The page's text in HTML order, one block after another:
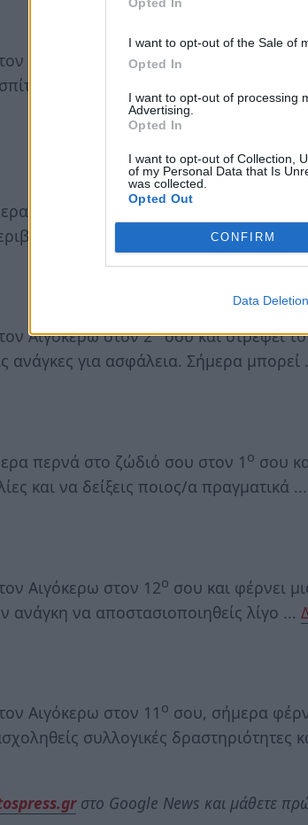
I want to opt-out of the Sale of
Opted In
I want to opt-out of processing
Advertising.
Opted In
I want to opt-out of Collection,
of my Personal Data that Is
was collected.
Opted Out
CONFIRM
Data Deletion
Αιγόκερω, στον 4 οσου και φέρνει
την οικογένεια καθώς και τις
περνά στον Αιγόκερω στον 3
σου κάνοντας συζητήσεις...
Αιγόκερω στον 2οσου και στρέφει
ανάγκες για ασφάλεια. Σήμερα μπορεί
περνά στο ζώδιό σου στον 1 ο σου
και να δείξεις ποιος/α πραγματικά ...
Αιγόκερω στον 12ο σου και φέρνει
ανάγκη να αποστασιοποιηθείς λίγο ...
Αιγόκερω στον 11 ο σου, σήμερα
συλλογικές δραστηριότητες
στο Google News και μάθετε